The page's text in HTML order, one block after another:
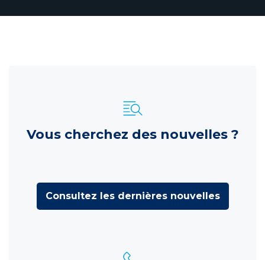
Vous cherchez des nouvelles ?
Consultez les dernières nouvelles